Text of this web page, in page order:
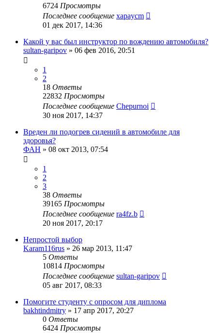
6724 Просмотры
Последнее сообщение xapaycm
01 дек 2017, 14:36
Какой у вас был инструктор по вождению автомобиля?
sultan-garipov » 06 фев 2016, 20:51
1
2
18 Ответы
22832 Просмотры
Последнее сообщение Chepurnoi
30 ноя 2017, 14:37
Вреден ли подогрев сидений в автомобиле для
здоровья?
ФАН » 08 окт 2013, 07:54
1
2
3
38 Ответы
39165 Просмотры
Последнее сообщение ra4fz.b
20 ноя 2017, 20:17
Непростой выбор
Karam116rus » 26 мар 2013, 11:47
5 Ответы
10814 Просмотры
Последнее сообщение sultan-garipov
05 авг 2017, 08:33
Помогите студенту с опросом для диплома
bakhtindmitry » 17 апр 2017, 20:27
0 Ответы
6424 Просмотры